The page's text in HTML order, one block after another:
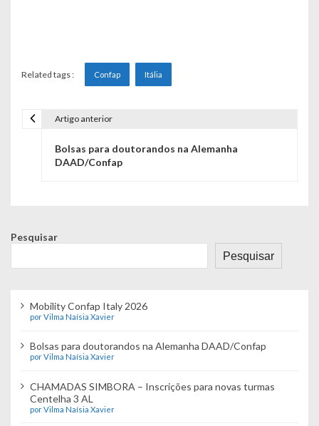
Related tags : Confap Itália
g
ã
d
e
P
Artigo anterior
Bolsas para doutorandos na Alemanha
DAAD/Confap
Pesquisar
Pesquisar
Mobility Confap Italy 2026
por Vilma Naísia Xavier
Bolsas para doutorandos na Alemanha DAAD/Confap
por Vilma Naísia Xavier
CHAMADAS SIMBORA – Inscrições para novas turmas
Centelha 3 AL
por Vilma Naísia Xavier